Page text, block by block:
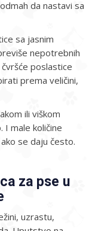
da nastavi sa
sa jasnim
nepotrebnih
poslastice
prema veličini,
ili viškom
I male količine
se daju često.
za pse u
uzrastu,